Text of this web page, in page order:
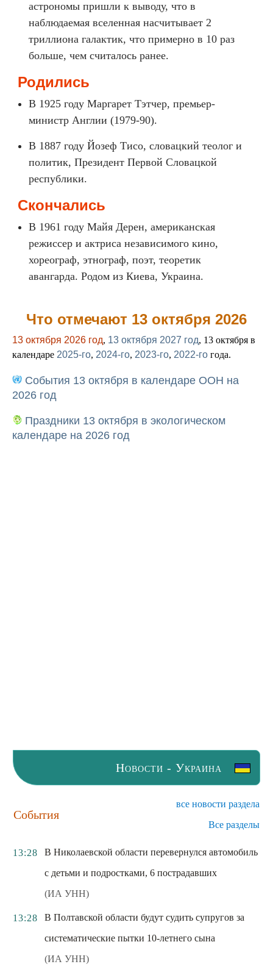
астрономы пришли к выводу, что в
наблюдаемая вселенная насчитывает 2
триллиона галактик, что примерно в 10 раз
больше, чем считалось ранее.
Родились
В 1925 году Маргарет Тэтчер, премьер-
министр Англии (1979-90).
В 1887 году Йозеф Тисо, словацкий теолог и
политик, Президент Первой Словацкой
республики.
Скончались
В 1961 году Майя Дерен, американская
режиссер и актриса независимого кино,
хореограф, этнограф, поэт, теоретик
авангарда. Родом из Киева, Украина.
Что отмечают 13 октября 2026
13 октября 2026 год, 13 октября 2027 год, 13 октября в
календаре 2025-го, 2024-го, 2023-го, 2022-го года.
События 13 октября в календаре ООН на
2026 год
Праздники 13 октября в экологическом
календаре на 2026 год
Новости - Украина
События
все новости раздела
Все разделы
13:28
В Николаевской области перевернулся автомобиль
с детьми и подростками, 6 пострадавших
(ИА УНН)
13:28
В Полтавской области будут судить супругов за
систематические пытки 10-летнего сына
(ИА УНН)